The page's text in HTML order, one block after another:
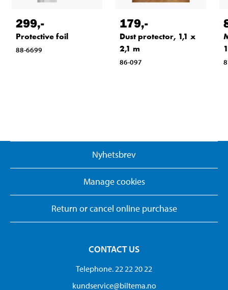
299,-
Protective foil
88-6699
179,-
Dust protector, 1,1 x
2,1 m
86-097
Nyhetsbrev
Manage cookies
Return or cancel online purchase
CONTACT US
Telephone. 22 22 20 22
kundservice@biltema.no